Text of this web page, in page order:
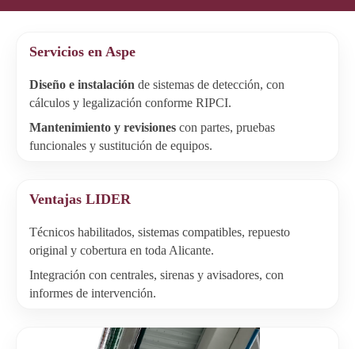
Servicios en Aspe
Diseño e instalación de sistemas de detección, con
cálculos y legalización conforme RIPCI.
Mantenimiento y revisiones con partes, pruebas
funcionales y sustitución de equipos.
Ventajas LIDER
Técnicos habilitados, sistemas compatibles, repuesto
original y cobertura en toda Alicante.
Integración con centrales, sirenas y avisadores, con
informes de intervención.